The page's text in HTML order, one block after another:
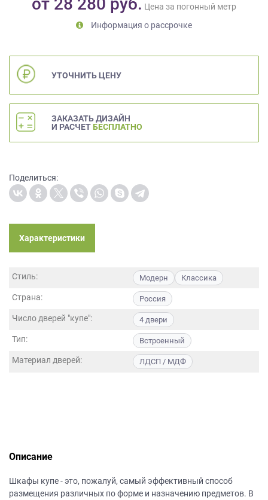
от 28 280 руб. Цена за погонный метр
Информация о рассрочке
УТОЧНИТЬ ЦЕНУ
ЗАКАЗАТЬ ДИЗАЙН
И РАСЧЕТ БЕСПЛАТНО
Поделиться:
Характеристики
Стиль: Модерн Классика
Страна: Россия
Число дверей "купе": 4 двери
Тип: Встроенный
Материал дверей: ЛДСП / МДФ
Описание
Шкафы купе - это, пожалуй, самый эффективный способ
размещения различных по форме и назначению предметов. В
также
Согласие
на
персональных
данных
порядке
условиях
Политики
данных.